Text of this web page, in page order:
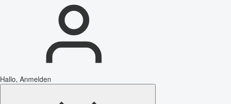
Hallo, Anmelden